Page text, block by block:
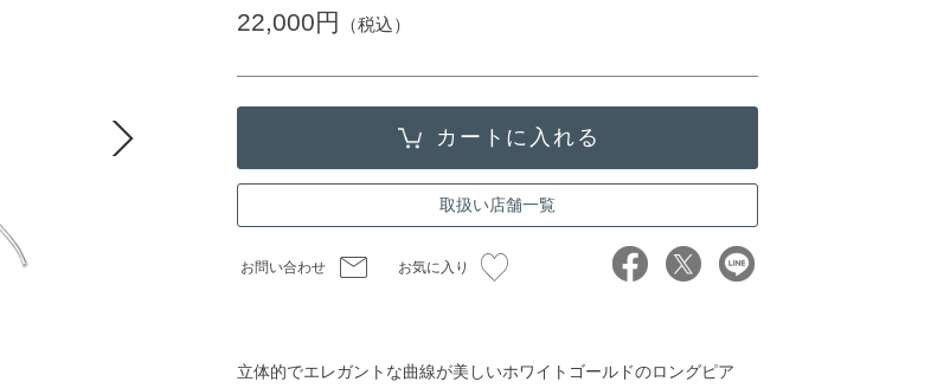
22,000円 （税込）
取扱い店舗一覧
お問い合わせ お気に入り
立体的でエレガントな曲線が美しいホワイトゴールドのロングピア